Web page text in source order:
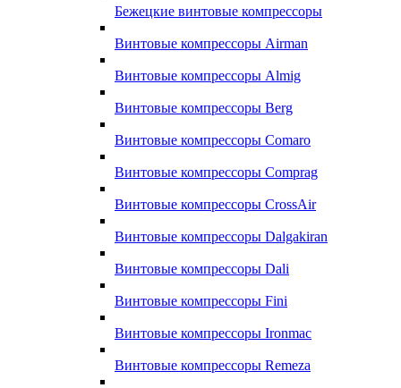
Бежецкие винтовые компрессоры
Винтовые компрессоры Airman
Винтовые компрессоры Almig
Винтовые компрессоры Berg
Винтовые компрессоры Comaro
Винтовые компрессоры Comprag
Винтовые компрессоры CrossAir
Винтовые компрессоры Dalgakiran
Винтовые компрессоры Dali
Винтовые компрессоры Fini
Винтовые компрессоры Ironmac
Винтовые компрессоры Remeza